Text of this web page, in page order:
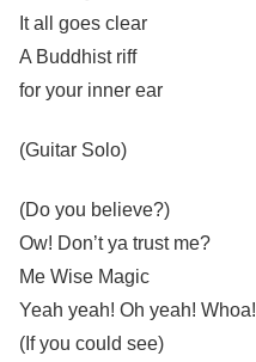
It all goes clear
A Buddhist riff
for your inner ear
(Guitar Solo)
(Do you believe?)
Ow! Don’t ya trust me?
Me Wise Magic
Yeah yeah! Oh yeah! Whoa!
(If you could see)